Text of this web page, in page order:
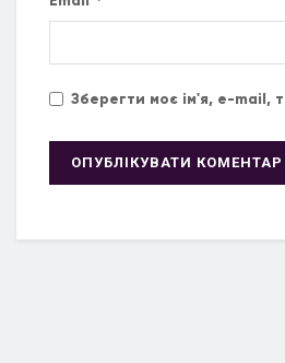
Зберегти моє ім'я, e-mail,